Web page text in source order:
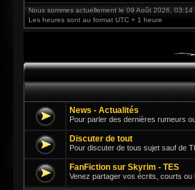
Nous sommes actuellement le 09 Août 2026, 03:14
Les heures sont au format UTC + 1 heure
News - Actualités
Pour parler des dernières rumeurs
Discuter de tout
Pour discuter de tous sujet sauf de
FanFiction sur Skyrim - TES
Venez partager vos écrits, courts ou